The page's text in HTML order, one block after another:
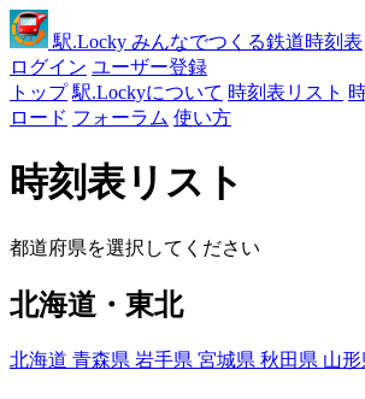
駅.Locky みんなでつくる鉄道時刻表
ログイン ユーザー登録
トップ 駅.Lockyについて 時刻表リスト
ロード フォーラム 使い方
時刻表リスト
都道府県を選択してください
北海道・東北
北海道 青森県 岩手県 宮城県 秋田県 山形